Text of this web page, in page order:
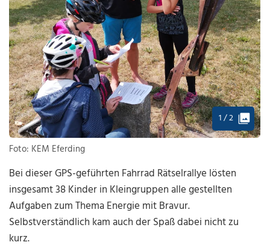
1 / 2
Foto: KEM Eferding
Bei dieser GPS-geführten Fahrrad Rätselrallye lösten
insgesamt 38 Kinder in Kleingruppen alle gestellten
Aufgaben zum Thema Energie mit Bravur.
Selbstverständlich kam auch der Spaß dabei nicht zu
kurz.